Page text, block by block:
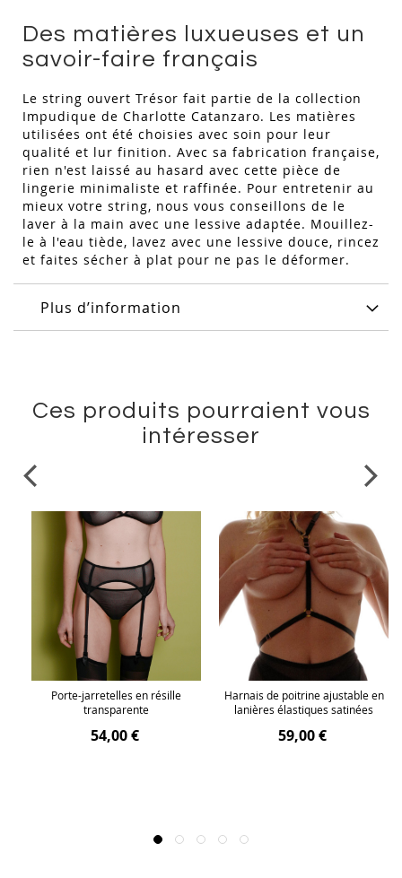
Des matières luxueuses et un
savoir-faire français
Le string ouvert Trésor fait partie de la collection
Impudique de Charlotte Catanzaro. Les matières
utilisées ont été choisies avec soin pour leur
qualité et lur finition. Avec sa fabrication française,
rien n'est laissé au hasard avec cette pièce de
lingerie minimaliste et raffinée. Pour entretenir au
mieux votre string, nous vous conseillons de le
laver à la main avec une lessive adaptée. Mouillez-
le à l'eau tiède, lavez avec une lessive douce, rincez
et faites sécher à plat pour ne pas le déformer.
Plus d’information
Ces produits pourraient vous
intéresser
Porte-jarretelles en résille
transparente
54,00 €
Harnais de poitrine ajustable en
lanières élastiques satinées
59,00 €